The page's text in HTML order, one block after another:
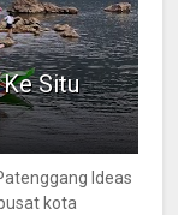
Situ
Ideas
kota